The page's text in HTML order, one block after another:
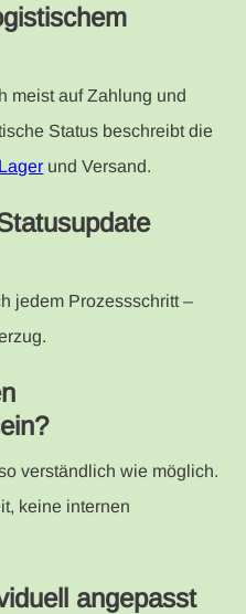
meist auf Zahlung und
Status beschreibt die
Lager und Versand.
jedem Prozessschritt –
verständlich wie möglich.
keine internen
angepasst